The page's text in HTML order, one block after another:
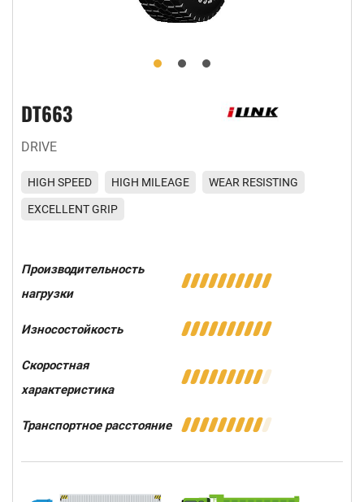
DT663
DRIVE
HIGH SPEED HIGH MILEAGE
WEAR RESISTING
EXCELLENT GRIP
Производительность
нагрузки
Износостойкость
Скоростная
характеристика
Транспортное расстояние